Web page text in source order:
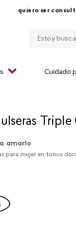
quiero ser
Cuidado
Triple
amarlo
para mujer en tonos